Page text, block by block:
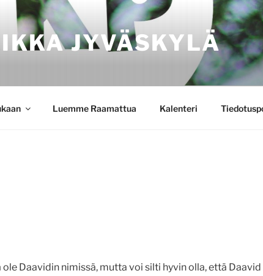
JYVÄSKYLÄ
Luemme Raamattua Kalenteri
Daavidin nimissä, mutta voi silti hyvin olla, että